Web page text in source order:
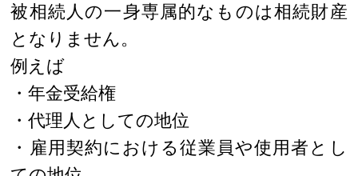
被相続人の一身専属的なものは相続財産
となりません。
例えば
・年金受給権
・代理人としての地位
・雇用契約における従業員や使用者とし